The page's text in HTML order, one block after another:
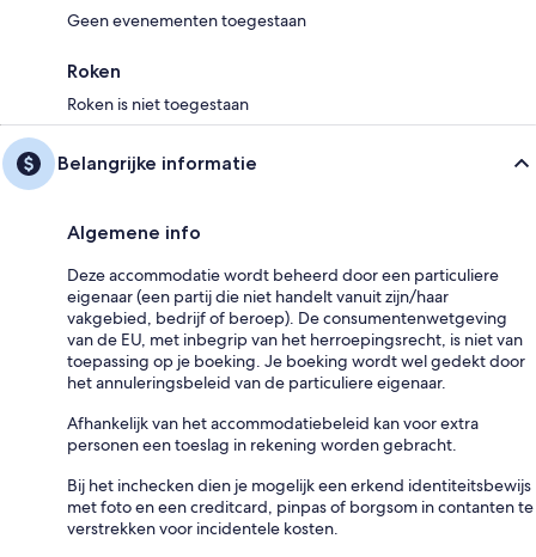
Geen evenementen toegestaan
Roken
Roken is niet toegestaan
Belangrijke informatie
Algemene info
Deze accommodatie wordt beheerd door een particuliere
eigenaar (een partij die niet handelt vanuit zijn/haar
vakgebied, bedrijf of beroep). De consumentenwetgeving
van de EU, met inbegrip van het herroepingsrecht, is niet van
toepassing op je boeking. Je boeking wordt wel gedekt door
het annuleringsbeleid van de particuliere eigenaar.
Afhankelijk van het accommodatiebeleid kan voor extra
personen een toeslag in rekening worden gebracht.
Bij het inchecken dien je mogelijk een erkend identiteitsbewijs
met foto en een creditcard, pinpas of borgsom in contanten te
verstrekken voor incidentele kosten.